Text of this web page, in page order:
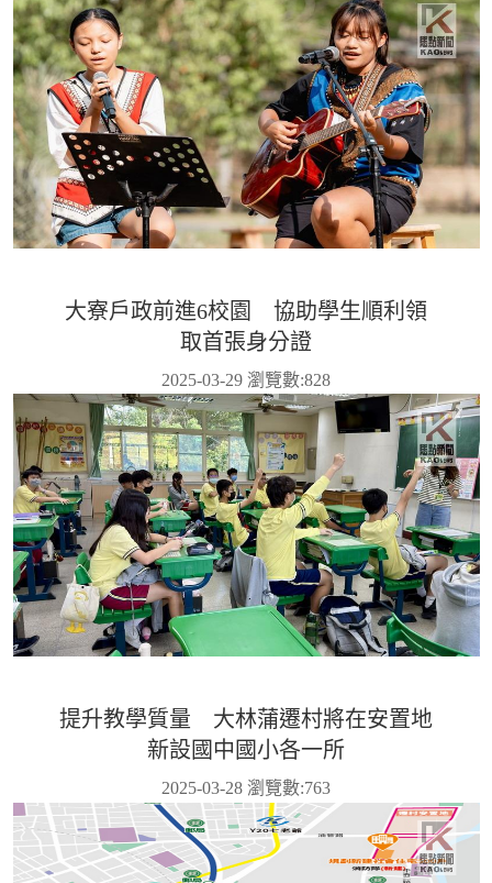
大寮戶政前進6校園 協助學生順利領
取首張身分證
2025-03-29 瀏覽數:828
提升教學質量 大林蒲遷村將在安置地
新設國中國小各一所
2025-03-28 瀏覽數:763